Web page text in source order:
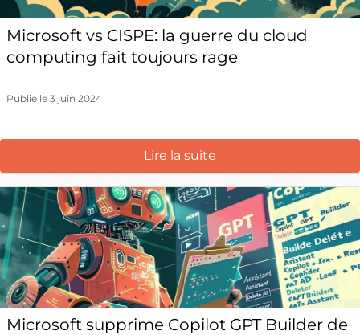
Microsoft vs CISPE: la guerre du cloud
computing fait toujours rage
Publié le 3 juin 2024
Lire la suite
Microsoft supprime Copilot GPT Builder de